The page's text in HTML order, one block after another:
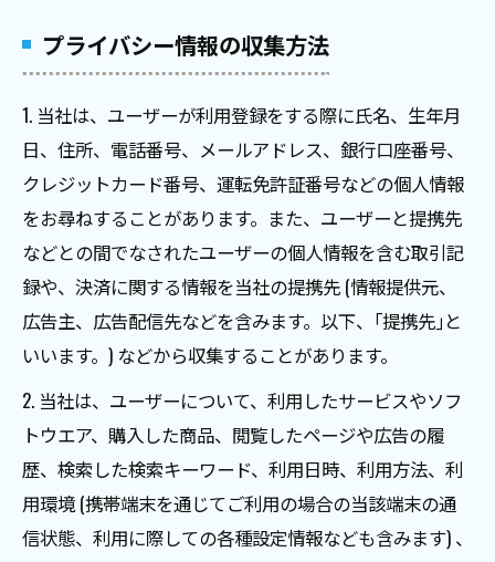
プライバシー情報の収集方法
1. 当社は、ユーザーが利用登録をする際に氏名、生年月
日、住所、電話番号、メールアドレス、銀行口座番号、
クレジットカード番号、運転免許証番号などの個人情報
をお尋ねすることがあります。また、ユーザーと提携先
などとの間でなされたユーザーの個人情報を含む取引記
録や、決済に関する情報を当社の提携先 (情報提供元、
広告主、広告配信先などを含みます。以下、｢提携先｣と
いいます。) などから収集することがあります。
2. 当社は、ユーザーについて、利用したサービスやソフ
トウエア、購入した商品、閲覧したページや広告の履
歴、検索した検索キーワード、利用日時、利用方法、利
用環境 (携帯端末を通じてご利用の場合の当該端末の通
信状態、利用に際しての各種設定情報なども含みます) 、